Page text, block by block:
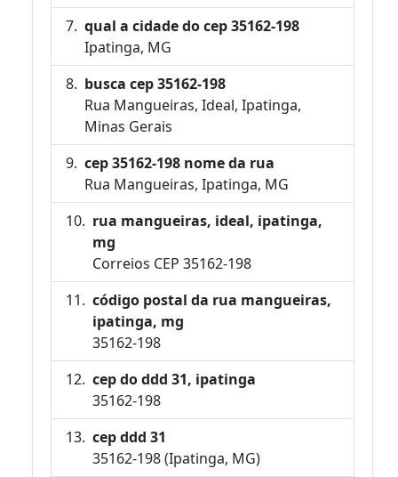
qual a cidade do cep 35162-198
Ipatinga, MG
busca cep 35162-198
Rua Mangueiras, Ideal, Ipatinga,
Minas Gerais
cep 35162-198 nome da rua
Rua Mangueiras, Ipatinga, MG
rua mangueiras, ideal, ipatinga,
mg
Correios CEP 35162-198
código postal da rua mangueiras,
ipatinga, mg
35162-198
cep do ddd 31, ipatinga
35162-198
cep ddd 31
35162-198 (Ipatinga, MG)